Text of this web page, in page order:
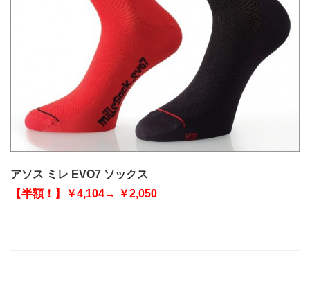
アソス ミレ EVO7 ソックス
【半額！】￥4,104→ ￥2,050